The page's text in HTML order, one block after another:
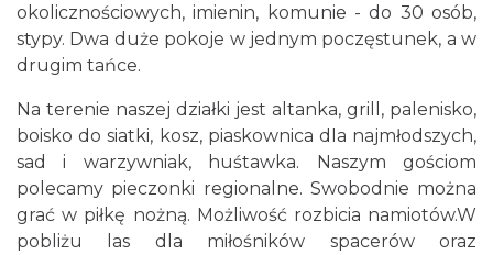
okolicznościowych, imienin, komunie - do 30 osób,
stypy. Dwa duże pokoje w jednym poczęstunek, a w
drugim tańce.
Na terenie naszej działki jest altanka, grill, palenisko,
boisko do siatki, kosz, piaskownica dla najmłodszych,
sad i warzywniak, huśtawka. Naszym gościom
polecamy pieczonki regionalne. Swobodnie można
grać w piłkę nożną. Możliwość rozbicia namiotów.W
pobliżu las dla miłośników spacerów oraz